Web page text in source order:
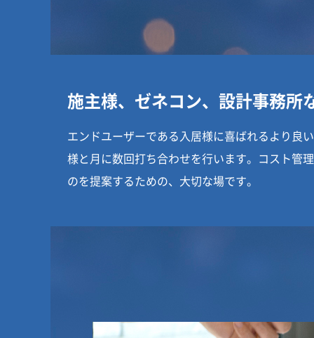
施主様、ゼネコン、設計事務所
エンドユーザーである入居様に喜ばれるより良
様と月に数回打ち合わせを行います。コスト管
のを提案するための、大切な場です。